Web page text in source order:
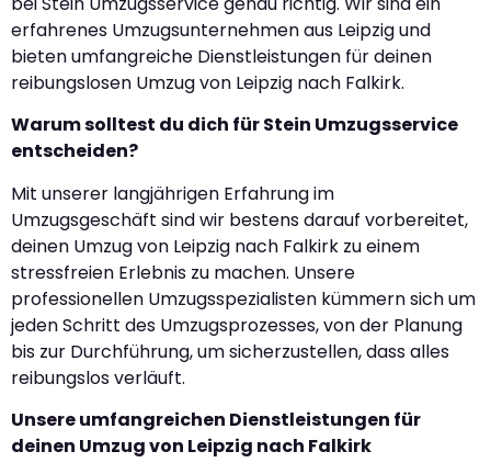
erfahrenes Umzugsunternehmen aus Leipzig und
bieten umfangreiche Dienstleistungen für deinen
reibungslosen Umzug von Leipzig nach Falkirk.
Warum solltest du dich für Stein Umzugsservice
entscheiden?
Mit unserer langjährigen Erfahrung im
Umzugsgeschäft sind wir bestens darauf vorbereitet,
deinen Umzug von Leipzig nach Falkirk zu einem
stressfreien Erlebnis zu machen. Unsere
professionellen Umzugsspezialisten kümmern sich um
jeden Schritt des Umzugsprozesses, von der Planung
bis zur Durchführung, um sicherzustellen, dass alles
reibungslos verläuft.
Unsere umfangreichen Dienstleistungen für
deinen Umzug von Leipzig nach Falkirk